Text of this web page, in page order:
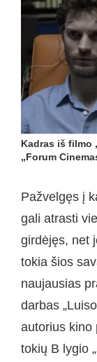
Kadras iš filmo
„Forum
Pažvelgęs į
gali atrasti
girdėjęs, net
tokia šios
naujausias
darbas
autorius kino
tokių B lygio